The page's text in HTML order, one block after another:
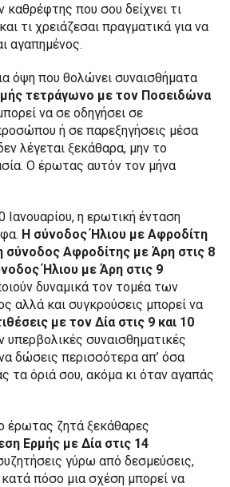
καθρέφτης που σου δείχνει τι
τι χρειάζεσαι πραγματικά για να
αγαπημένος.
όψη που θολώνει συναισθήματα
τετράγωνο με τον Ποσειδώνα
να σε οδηγήσει σε
ή σε παρεξηγήσεις μέσα
λέγεται ξεκάθαρα, μην το
Ο έρωτας αυτόν τον μήνα
Ιανουαρίου, η ερωτική ένταση
Η σύνοδος Ήλιου με Αφροδίτη
σύνοδος Αφροδίτης με Άρη στις 8
Ήλιου με Άρη στις 9
δυναμικά τον τομέα των
αλλά και συγκρούσεις μπορεί να
με τον Δία στις 9 και 10
υπερβολικές συναισθηματικές
δώσεις περισσότερα απ’ όσα
τα όριά σου, ακόμα κι όταν αγαπάς
έρωτας ζητά ξεκάθαρες
Ερμής με Δία στις 14
γύρω από δεσμεύσεις,
κατά πόσο μια σχέση μπορεί να